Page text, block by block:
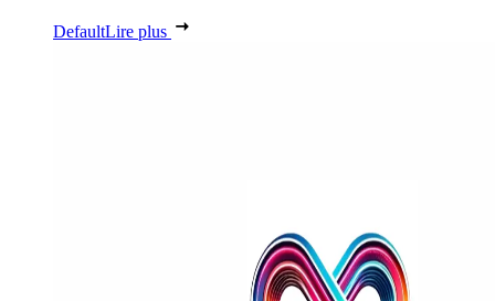
DefaultLire plus